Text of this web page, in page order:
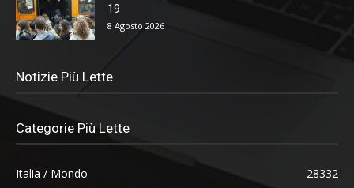
19
8 Agosto 2026
Notizie Più Lette
Categorie Più Lette
Italia / Mondo
28332